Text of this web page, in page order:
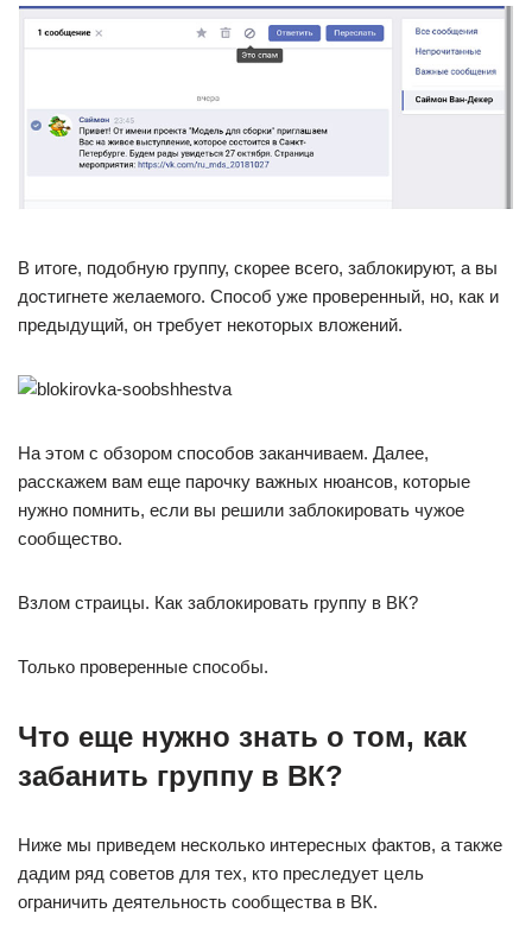
В итоге, подобную группу, скорее всего, заблокируют, а вы
достигнете желаемого. Способ уже проверенный, но, как и
предыдущий, он требует некоторых вложений.
На этом с обзором способов заканчиваем. Далее,
расскажем вам еще парочку важных нюансов, которые
нужно помнить, если вы решили заблокировать чужое
сообщество.
Взлом страицы. Как заблокировать группу в ВК?
Только проверенные способы.
Что еще нужно знать о том, как
забанить группу в ВК?
Ниже мы приведем несколько интересных фактов, а также
дадим ряд советов для тех, кто преследует цель
ограничить деятельность сообщества в ВК.